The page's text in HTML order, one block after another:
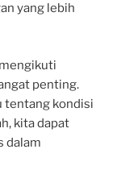
yang lebih
penting.
tentang kondisi
kita dapat
dalam